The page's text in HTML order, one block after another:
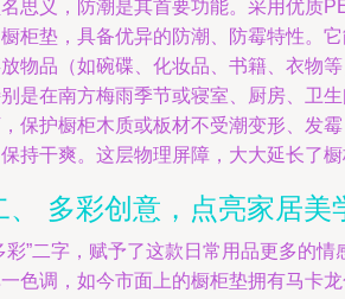
思义，防潮是其首要功能。采用优质
柜垫，具备优异的防潮、防霉特性。
物品（如碗碟、化妆品、书籍、衣物
是在南方梅雨季节或寝室、厨房、卫
保护橱柜木质或板材不受潮变形、发
持干爽。这层物理屏障，大大延长了
、 多彩创意，点亮家居美
彩”二字，赋予了这款日常用品更多的
色调，如今市面上的橱柜垫拥有马卡